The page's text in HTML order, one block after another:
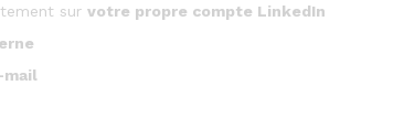
sur votre propre compte LinkedIn
mail